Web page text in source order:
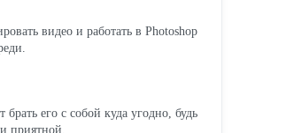
видео и работать в Photoshop
его с собой куда угодно, будь
приятной.